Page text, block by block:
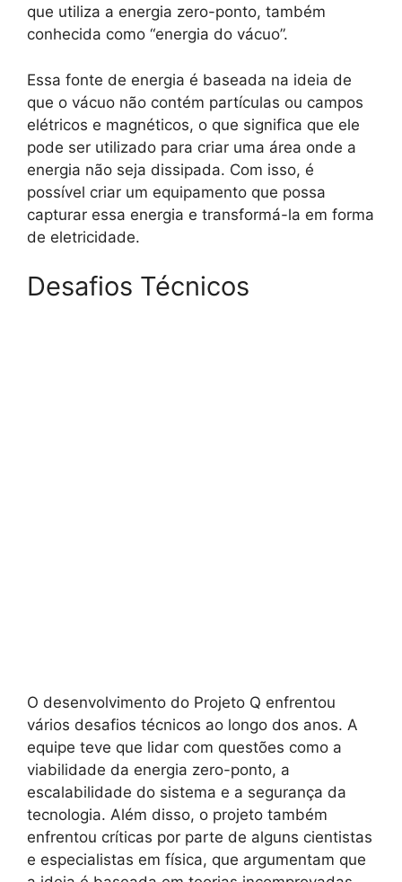
que utiliza a energia zero-ponto, também
conhecida como “energia do vácuo”.
Essa fonte de energia é baseada na ideia de
que o vácuo não contém partículas ou campos
elétricos e magnéticos, o que significa que ele
pode ser utilizado para criar uma área onde a
energia não seja dissipada. Com isso, é
possível criar um equipamento que possa
capturar essa energia e transformá-la em forma
de eletricidade.
Desafios Técnicos
O desenvolvimento do Projeto Q enfrentou
vários desafios técnicos ao longo dos anos. A
equipe teve que lidar com questões como a
viabilidade da energia zero-ponto, a
escalabilidade do sistema e a segurança da
tecnologia. Além disso, o projeto também
enfrentou críticas por parte de alguns cientistas
e especialistas em física, que argumentam que